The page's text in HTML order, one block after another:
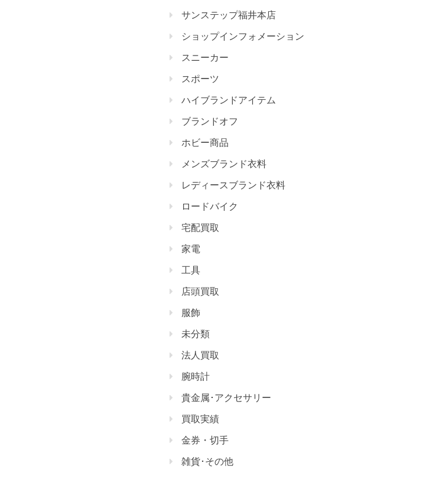
サンステップ福井本店
ショップインフォメーション
スニーカー
スポーツ
ハイブランドアイテム
ブランドオフ
ホビー商品
メンズブランド衣料
レディースブランド衣料
ロードバイク
宅配買取
家電
工具
店頭買取
服飾
未分類
法人買取
腕時計
貴金属･アクセサリー
買取実績
金券・切手
雑貨･その他